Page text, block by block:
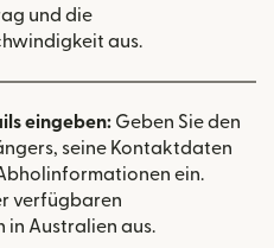
und die
aus.
eingeben: Geben Sie den
seine Kontaktdaten
ein.
verfügbaren
in Australien aus.